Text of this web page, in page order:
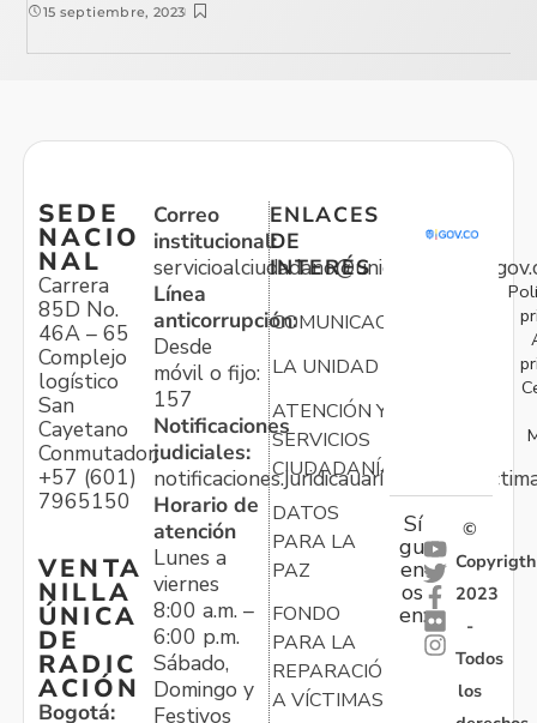
15 septiembre, 2023
SEDE
NACIO
NAL
Carrera
85D No.
46A – 65
Complejo
logístico
San
Cayetano
Conmutador:
+57 (601)
7965150
VENTA
NILLA
ÚNICA
DE
RADIC
ACIÓN
Bogotá:
Correo
institucional:
Línea
anticorrupción:
Desde
móvil o fijo:
157
Notificaciones
judiciales:
Horario de
atención
Lunes a
viernes
8:00 a.m. –
6:00 p.m.
Sábado,
Domingo y
Festivos
ENLACES
DE
INTERÉS
COMUNICACIONES
LA UNIDAD
ATENCIÓN Y
SERVICIOS
CIUDADANÍA
DATOS
PARA LA
PAZ
FONDO
PARA LA
REPARACIÓN
A VÍCTIMAS
Sí
gu
en
os
en:
©
Copyrigth
2023
-
Todos
los